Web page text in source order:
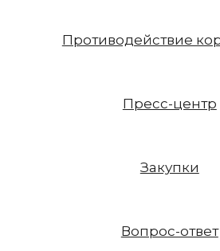
Противодействие
Пресс-центр
Закупки
Вопрос-ответ